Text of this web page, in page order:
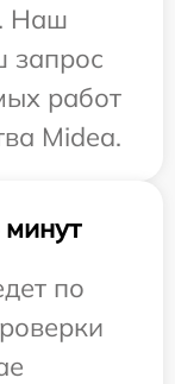
Наш
запрос
работ
Midea.
по